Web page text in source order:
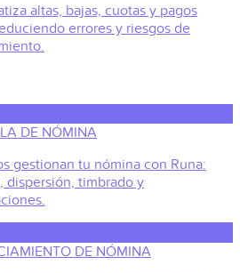
altas, bajas, cuotas y pagos
errores y riesgos de
DE NÓMINA
gestionan tu nómina con Runa:
dispersión, timbrado y
DE NÓMINA